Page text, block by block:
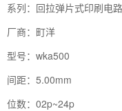
系列：回拉弹片式印刷电
厂商：町洋
型号：wka500
间距：5.00mm
位数：02p~24p